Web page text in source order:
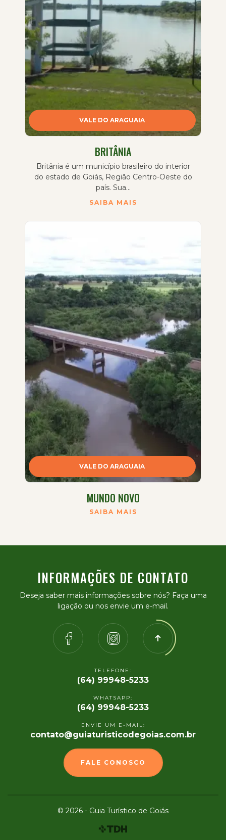
VALE DO ARAGUAIA
BRITÂNIA
Britânia é um município brasileiro do interior
do estado de Goiás, Região Centro-Oeste do
país. Sua...
SAIBA MAIS
VALE DO ARAGUAIA
MUNDO NOVO
SAIBA MAIS
INFORMAÇÕES DE CONTATO
Deseja saber mais informações sobre nós? Faça uma
ligação ou nos envie um e-mail.
TELEFONE:
(64) 99948-5233
WHATSAPP:
(64) 99948-5233
ENVIE UM E-MAIL:
contato@guiaturisticodegoias.com.br
FALE CONOSCO
© 2026 - Guia Turístico de Goiás